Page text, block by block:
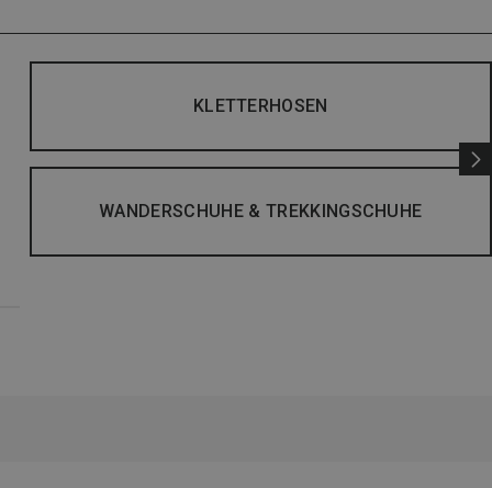
KLETTERHOSEN
WANDERSCHUHE & TREKKINGSCHUHE